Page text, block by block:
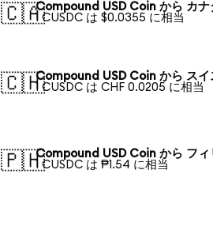
🇨🇦Compound USD Coin から カナ
1 CUSDC は $0.0355 に相当
🇨🇭Compound USD Coin から スイ
1 CUSDC は CHF 0.0205 に相当
🇵🇭Compound USD Coin から フィ
1 CUSDC は ₱1.54 に相当